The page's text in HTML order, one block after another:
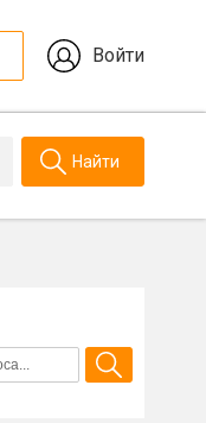
Войти
Найти